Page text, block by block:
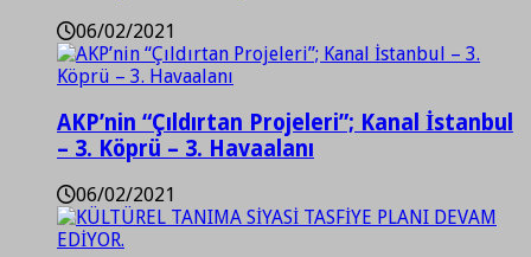
06/02/2021
AKP’nin “Çıldırtan Projeleri”; Kanal İstanbul
– 3. Köprü – 3. Havaalanı
06/02/2021